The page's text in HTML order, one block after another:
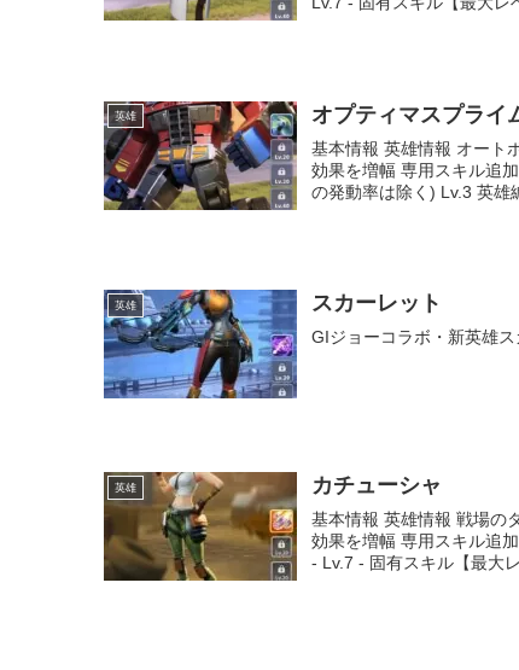
英雄 オプティマスプライ
基本情報 英雄情報 オート
効果を増幅 専用スキル追
の発動率は除く) Lv.3 英雄
英雄 スカーレット
GIジョーコラボ・新英雄
英雄 カチューシャ
基本情報 英雄情報 戦場の
効果を増幅 専用スキル追
- Lv.7 - 固有スキル【最大